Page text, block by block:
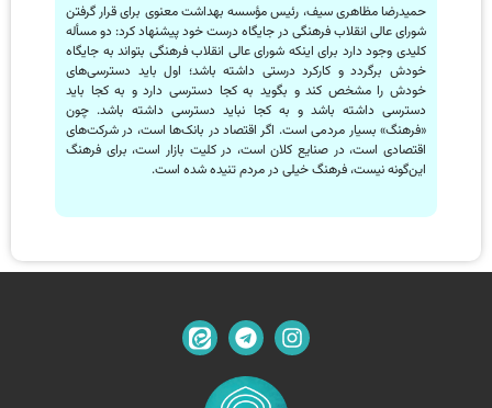
حمیدرضا مظاهری سیف، رئیس مؤسسه بهداشت معنوی برای قرار گرفتن
شورای عالی انقلاب فرهنگی در جایگاه درست خود پیشنهاد کرد: دو مسأله
کلیدی وجود دارد برای اینکه شورای عالی انقلاب فرهنگی بتواند به جایگاه
خودش برگردد و کارکرد درستی داشته ‌باشد؛ اول باید دسترسی‌های
خودش را مشخص کند و بگوید به کجا دسترسی دارد و به کجا باید
دسترسی داشته ‌باشد و به کجا نباید دسترسی داشته ‌باشد. چون
«فرهنگ» بسیار مردمی است. اگر اقتصاد در بانک‌ها است، در شرکت‌های
اقتصادی است، در صنایع کلان است، در کلیت بازار است، برای فرهنگ
این‌گونه نیست، فرهنگ خیلی در مردم تنیده شده است.